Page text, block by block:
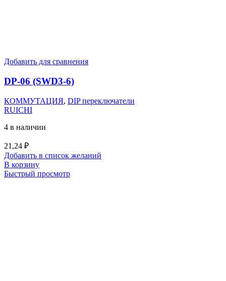
Добавить для сравнения
DP-06 (SWD3-6)
КОММУТАЦИЯ, DIP переключатели
RUICHI
4 в наличии
21,24 ₽
Добавить в список желаний
В корзину
Быстрый просмотр